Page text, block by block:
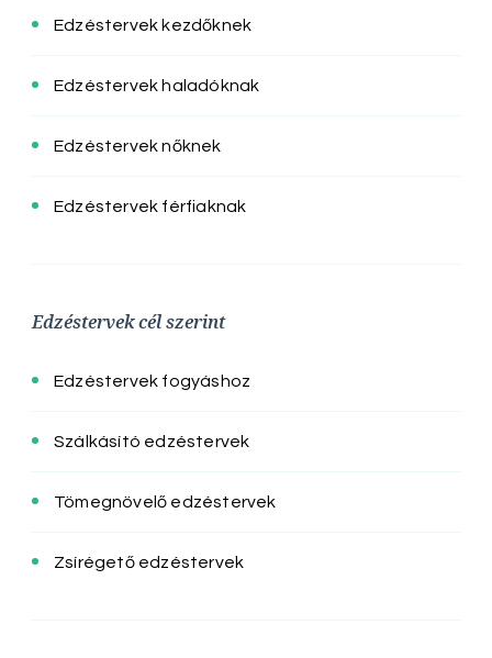
Edzéstervek kezdőknek
Edzéstervek haladóknak
Edzéstervek nőknek
Edzéstervek férfiaknak
Edzéstervek cél szerint
Edzéstervek fogyáshoz
Szálkásító edzéstervek
Tömegnövelő edzéstervek
Zsírégető edzéstervek